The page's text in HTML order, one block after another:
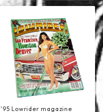
'95 Lowrider magazine